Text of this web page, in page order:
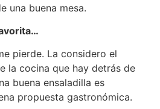
una buena mesa.
pierde. La considero el
la cocina que hay detrás de
buena ensaladilla es
propuesta gastronómica.